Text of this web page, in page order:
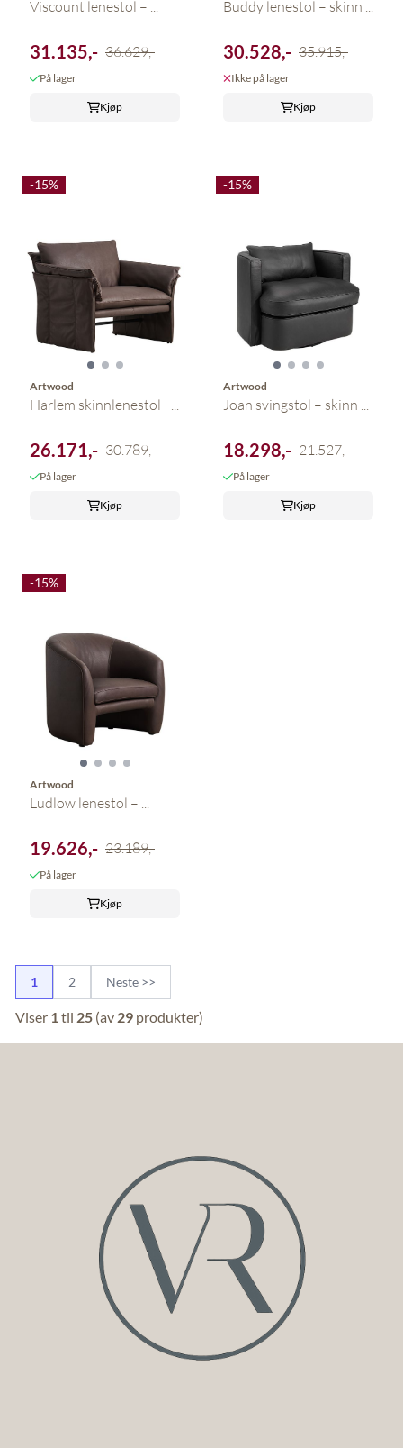
Viscount lenestol – ...
31.135,- 36.629,-
På lager
Kjøp
Buddy lenestol – skinn ...
30.528,- 35.915,-
Ikke på lager
Kjøp
-15%
Artwood
Harlem skinnlenestol | ...
26.171,- 30.789,-
På lager
Kjøp
-15%
Artwood
Joan svingstol – skinn ...
18.298,- 21.527,-
På lager
Kjøp
-15%
Artwood
Ludlow lenestol – ...
19.626,- 23.189,-
På lager
Kjøp
1 2 Neste >>
Viser 1til 25(av 29produkter)